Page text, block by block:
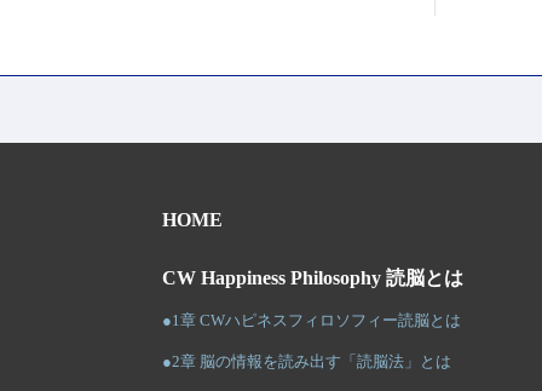
HOME
CW Happiness Philosophy 読脳とは
●1章 CWハピネスフィロソフィー読脳とは
●2章 脳の情報を読み出す「読脳法」とは